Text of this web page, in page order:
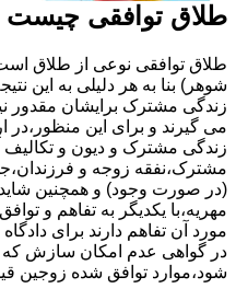
طلاق توافقی
طلاق توافقی نوعی از طلاق
شوهر) بنا به هر دلیلی به این
زندگی مشترک برایشان مقدور
می گیرند و برای این منظور،در
زندگی مشترک و دیون و تکالیف
مشترک،نفقه زوجه و
(در صورت وجود) و همچنین شاید
مهریه،با یکدیگر به تفاهم و
مورد آن تفاهم دارند برای
در گواهی عدم امکان سازش که
شود،موارد توافق شده زوجین